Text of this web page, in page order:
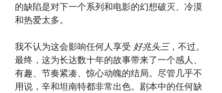
的缺陷是对下一个系列和电影的幻想破灭、冷漠
和热爱太多。
​​我不认为这会影响任何人享受 好兆头​​三​​​​，不过。
最终，这为长达数十年的故事带来了一个感人、
有趣、节奏紧凑、惊心动魄的结局。尽管几乎不
用说，辛和坦南特都非常出色。剧本中的任何缺